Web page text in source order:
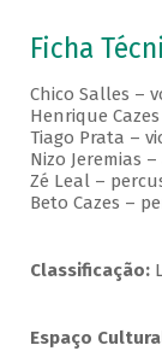
Ficha
Chico Salles –
Henrique
Tiago Prata –
Nizo Jeremias
Zé Leal –
Beto Cazes –
Classificação:
Espaço